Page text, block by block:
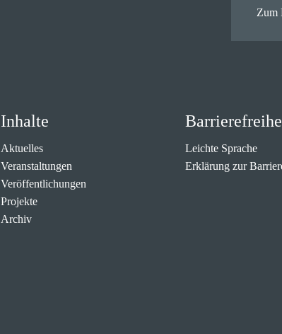
Zum
Inhalte
Aktuelles
Veranstaltungen
Veröffentlichungen
Projekte
Archiv
Leichte Sprache
Erklärung zur